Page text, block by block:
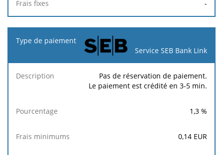
-
Service SEB Bank Link
Pas de réservation de paiement.
Le paiement est crédité en 3-5 min.
1,3 %
0,14 EUR